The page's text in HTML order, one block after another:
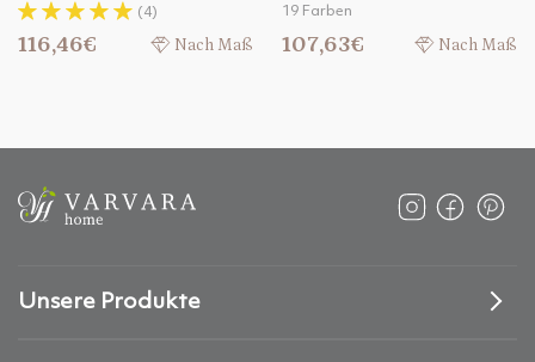
(4)
116,46€ Nach Maß
19 Farben
107,63€ Nach Maß
Unsere Produkte